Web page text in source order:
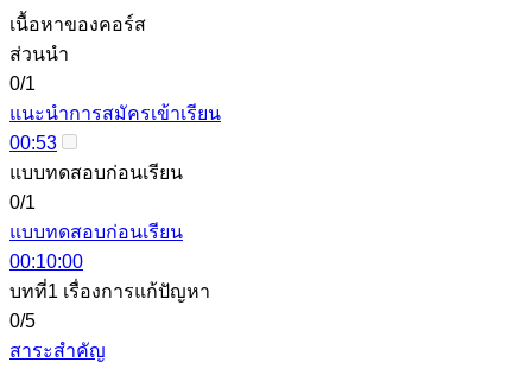
เนื้อหาของคอร์ส
ส่วนนำ
0/1
แนะนำการสมัครเข้าเรียน
00:53
แบบทดสอบก่อนเรียน
0/1
แบบทดสอบก่อนเรียน
00:10:00
บทที่1 เรื่องการแก้ปัญหา
0/5
สาระสำคัญ